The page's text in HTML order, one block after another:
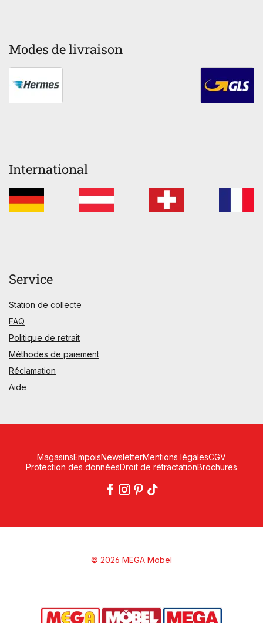
Modes de livraison
International
Service
Station de collecte
FAQ
Politique de retrait
Méthodes de paiement
Réclamation
Aide
MagasinsEmpoisNewsletterMentions légalesCGV
Protection des donnéesDroit de rétractationBrochures
© 2026 MEGA Möbel